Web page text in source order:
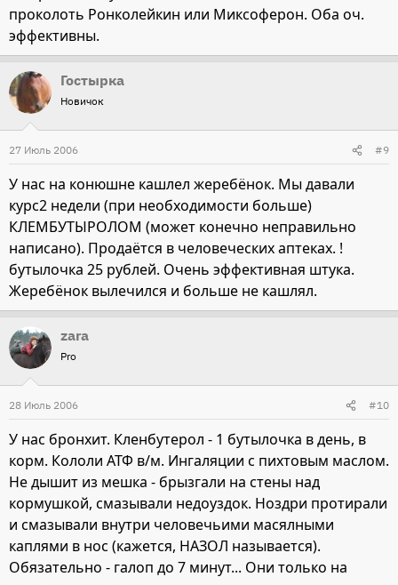
проколоть Ронколейкин или Миксоферон. Оба оч.
эффективны.
Гостырка
Новичок
27 Июль 2006 #9
У нас на конюшне кашлел жеребёнок. Мы давали
курс2 недели (при необходимости больше)
КЛЕМБУТЫРОЛОМ (может конечно неправильно
написано). Продаётся в человеческих аптеках. !
бутылочка 25 рублей. Очень эффективная штука.
Жеребёнок вылечился и больше не кашлял.
zara
Pro
28 Июль 2006 #10
У нас бронхит. Кленбутерол - 1 бутылочка в день, в
корм. Кололи АТФ в/м. Ингаляции с пихтовым маслом.
Не дышит из мешка - брызгали на стены над
кормушкой, смазывали недоуздок. Ноздри протирали
и смазывали внутри человечьими масялными
каплями в нос (кажется, НАЗОЛ называется).
Обязательно - галоп до 7 минут... Они только на